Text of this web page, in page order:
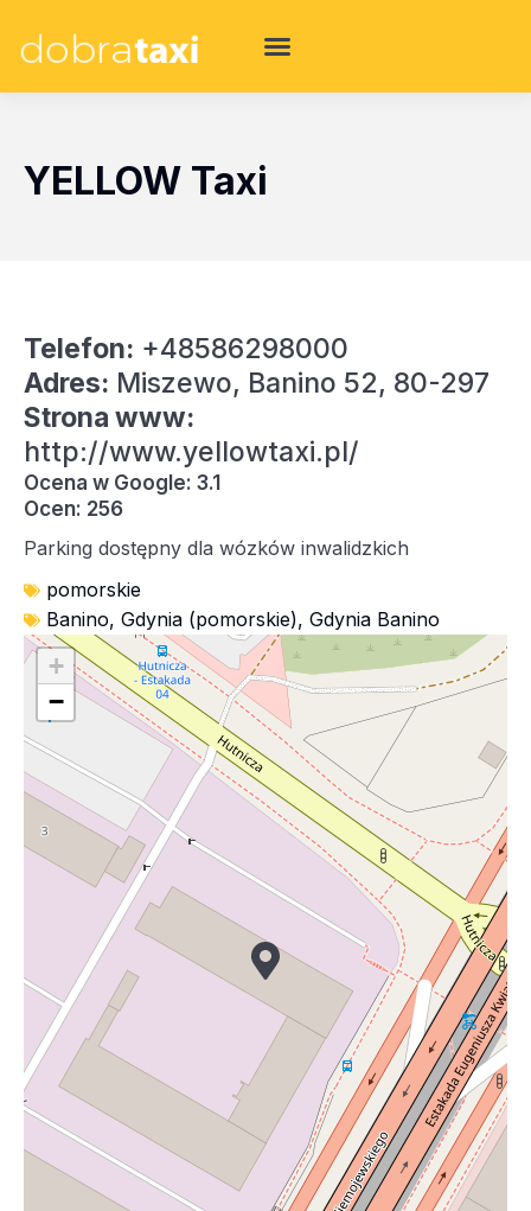
YELLOW Taxi
Telefon: +48586298000
Adres: Miszewo, Banino 52, 80-297
Strona www:
http://www.yellowtaxi.pl/
Ocena w Google: 3.1
Ocen: 256
Parking dostępny dla wózków inwalidzkich
pomorskie
Banino, Gdynia (pomorskie), Gdynia Banino
+
−